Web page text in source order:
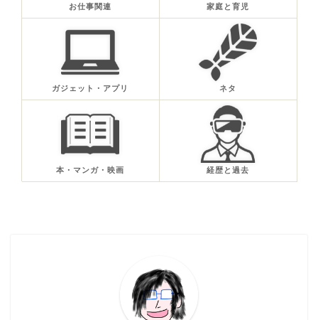
お仕事関連 家庭と育児
ガジェット・アプリ ネタ
本・マンガ・映画 経歴と過去